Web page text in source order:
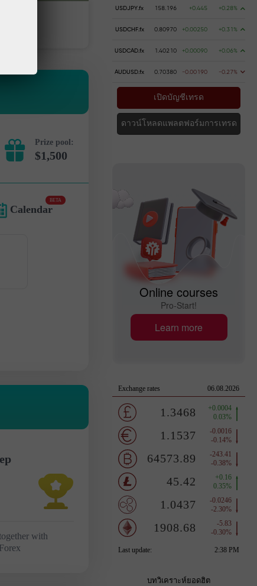
Prize pool:
$1,500
Calendar
BETA
with
USDJPY.fx 158.196 +0.445 +0.28%
USDCHF.fx 0.80970 +0.00250 +0.31%
USDCAD.fx 1.40210 +0.00090 +0.06%
AUDUSD.fx 0.70380 -0.00190 -0.27%
เปิดบัญชีเทรด
ดาวน์โหลดแพลตฟอร์มการเทรด
Online courses
Pro-Start!
Learn more
บทวิเคราะห์ยอดฮิต